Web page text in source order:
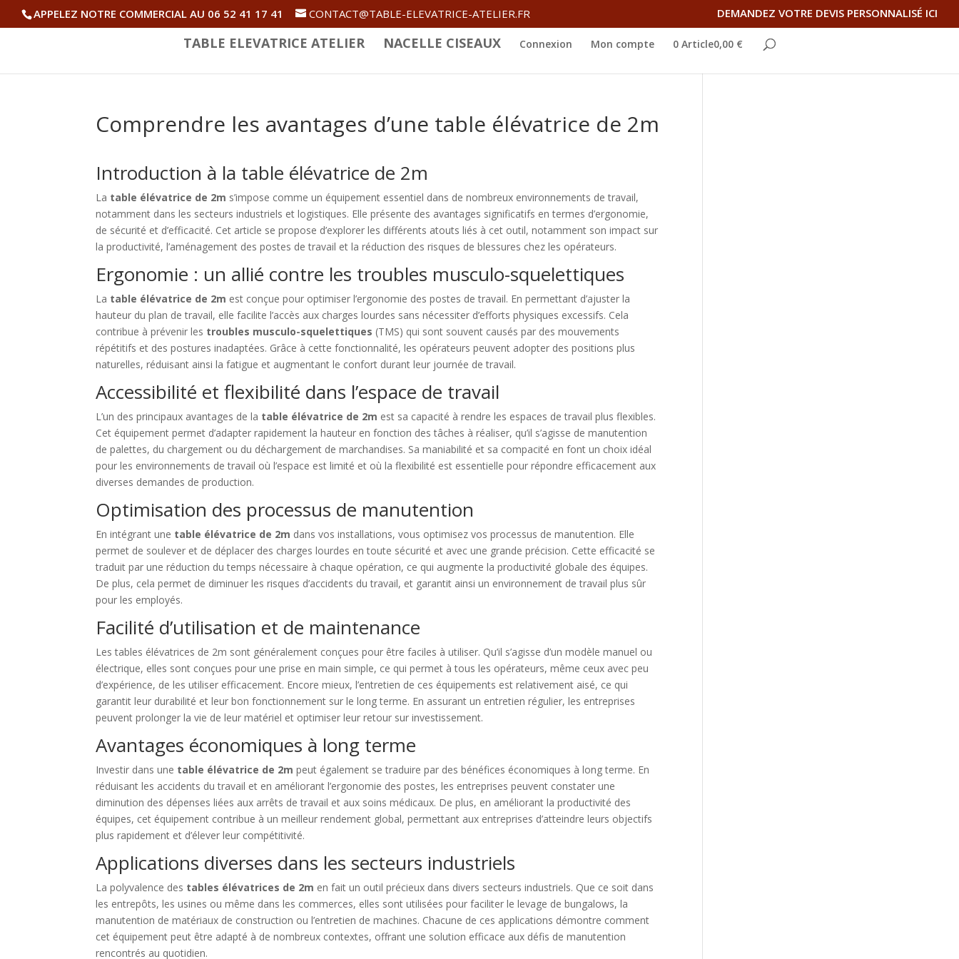
APPELEZ NOTRE COMMERCIAL AU 06 52 41 17 41 CONTACT@TABLE-ELEVATRICE-ATELIER.FR DEMANDEZ VOTRE DEVIS PERSONNALISÉ ICI
TABLE ELEVATRICE ATELIER NACELLE CISEAUX Connexion Mon compte 0 Article0,00 €
Comprendre les avantages d’une table élévatrice de 2m
Introduction à la table élévatrice de 2m
La table élévatrice de 2m s’impose comme un équipement essentiel dans de nombreux environnements de travail,
notamment dans les secteurs industriels et logistiques. Elle présente des avantages significatifs en termes d’ergonomie,
de sécurité et d’efficacité. Cet article se propose d’explorer les différents atouts liés à cet outil, notamment son impact sur
la productivité, l’aménagement des postes de travail et la réduction des risques de blessures chez les opérateurs.
Ergonomie : un allié contre les troubles musculo-squelettiques
La table élévatrice de 2m est conçue pour optimiser l’ergonomie des postes de travail. En permettant d’ajuster la
hauteur du plan de travail, elle facilite l’accès aux charges lourdes sans nécessiter d’efforts physiques excessifs. Cela
contribue à prévenir les troubles musculo-squelettiques (TMS) qui sont souvent causés par des mouvements
répétitifs et des postures inadaptées. Grâce à cette fonctionnalité, les opérateurs peuvent adopter des positions plus
naturelles, réduisant ainsi la fatigue et augmentant le confort durant leur journée de travail.
Accessibilité et flexibilité dans l’espace de travail
L’un des principaux avantages de la table élévatrice de 2m est sa capacité à rendre les espaces de travail plus flexibles.
Cet équipement permet d’adapter rapidement la hauteur en fonction des tâches à réaliser, qu’il s’agisse de manutention
de palettes, du chargement ou du déchargement de marchandises. Sa maniabilité et sa compacité en font un choix idéal
pour les environnements de travail où l’espace est limité et où la flexibilité est essentielle pour répondre efficacement aux
diverses demandes de production.
Optimisation des processus de manutention
En intégrant une table élévatrice de 2m dans vos installations, vous optimisez vos processus de manutention. Elle
permet de soulever et de déplacer des charges lourdes en toute sécurité et avec une grande précision. Cette efficacité se
traduit par une réduction du temps nécessaire à chaque opération, ce qui augmente la productivité globale des équipes.
De plus, cela permet de diminuer les risques d’accidents du travail, et garantit ainsi un environnement de travail plus sûr
pour les employés.
Facilité d’utilisation et de maintenance
Les tables élévatrices de 2m sont généralement conçues pour être faciles à utiliser. Qu’il s’agisse d’un modèle manuel ou
électrique, elles sont conçues pour une prise en main simple, ce qui permet à tous les opérateurs, même ceux avec peu
d’expérience, de les utiliser efficacement. Encore mieux, l’entretien de ces équipements est relativement aisé, ce qui
garantit leur durabilité et leur bon fonctionnement sur le long terme. En assurant un entretien régulier, les entreprises
peuvent prolonger la vie de leur matériel et optimiser leur retour sur investissement.
Avantages économiques à long terme
Investir dans une table élévatrice de 2m peut également se traduire par des bénéfices économiques à long terme. En
réduisant les accidents du travail et en améliorant l’ergonomie des postes, les entreprises peuvent constater une
diminution des dépenses liées aux arrêts de travail et aux soins médicaux. De plus, en améliorant la productivité des
équipes, cet équipement contribue à un meilleur rendement global, permettant aux entreprises d’atteindre leurs objectifs
plus rapidement et d’élever leur compétitivité.
Applications diverses dans les secteurs industriels
La polyvalence des tables élévatrices de 2m en fait un outil précieux dans divers secteurs industriels. Que ce soit dans
les entrepôts, les usines ou même dans les commerces, elles sont utilisées pour faciliter le levage de bungalows, la
manutention de matériaux de construction ou l’entretien de machines. Chacune de ces applications démontre comment
cet équipement peut être adapté à de nombreux contextes, offrant une solution efficace aux défis de manutention
rencontrés au quotidien.